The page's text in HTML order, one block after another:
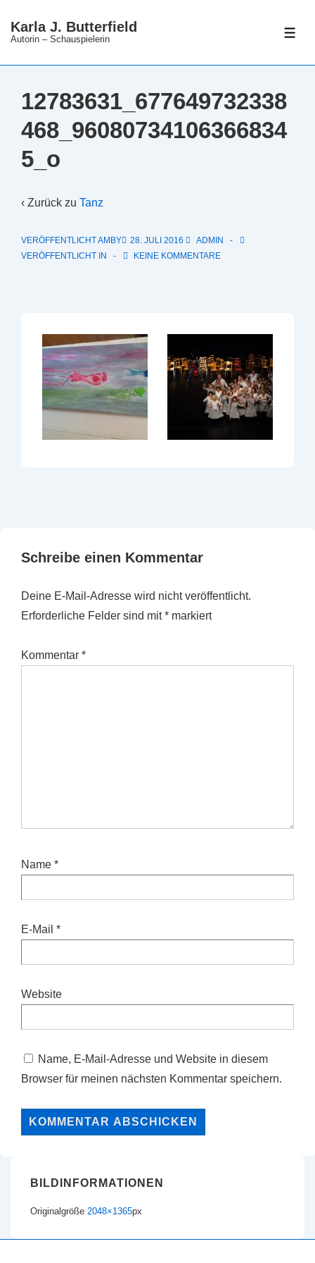
ZumKarla J. Butterfield
Autorin – Schauspielerin
12783631_677649732338
468_96080734106366834
5_o
‹ Zurück zu Tanz
VERÖFFENTLICHT AMBY 28. JULI 2016
ADMIN
VERÖFFENTLICHT IN
KEINE KOMMENTARE
Schreibe einen Kommentar
Deine E-Mail-Adresse wird nicht veröffentlicht.
Erforderliche Felder sind mit* markiert
Kommentar *
Name *
E-Mail *
Website
Name, E-Mail-Adresse und Website in diesem
Browser für meinen nächsten Kommentar speichern.
BILDINFORMATIONEN
Originalgröße 2048×1365px